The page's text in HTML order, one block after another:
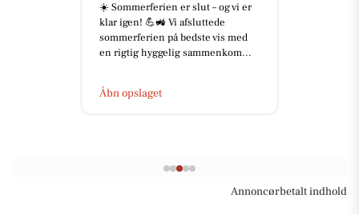
☀️ Sommerferien er slut – og vi er
klar igen! 💪🚜 Vi afsluttede
sommerferien på bedste vis med
en rigtig hyggelig sammenkom...
Åbn opslaget
Annoncørbetalt indhold